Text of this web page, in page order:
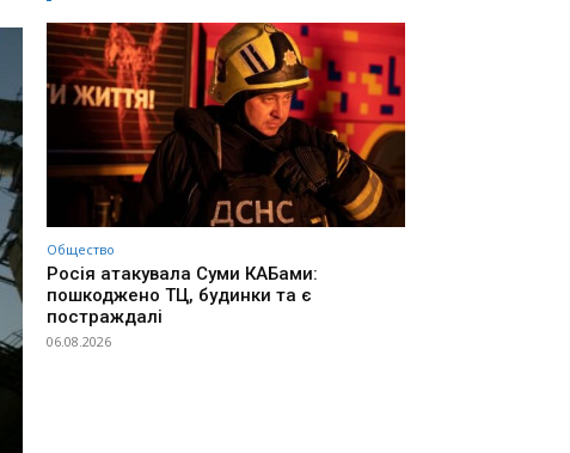
Общество
Росія атакувала Суми КАБами:
пошкоджено ТЦ, будинки та є
постраждалі
06.08.2026